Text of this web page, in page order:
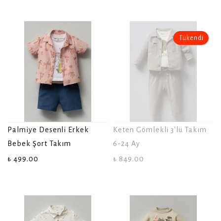
Palmiye Desenli Erkek
Bebek Şort Takım
₺ 499.00
Tükendi
Keten Gömlekli 3'lü Takım
6-24 Ay
₺ 849.00